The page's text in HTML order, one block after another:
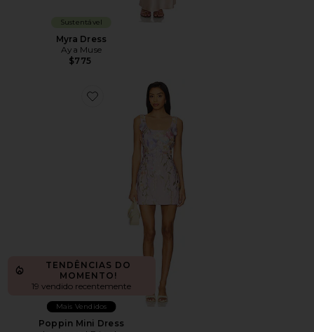
Sustentável
Myra Dress
Aya Muse
$775
Favorite Poppin Mini Dress
TENDÊNCIAS DO
MOMENTO!
19 vendido recentemente
Mais Vendidos
Poppin Mini Dress